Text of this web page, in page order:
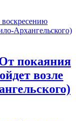
покаяния
возле